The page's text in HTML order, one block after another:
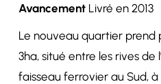
Avancement Livré en 2013
Le nouveau quartier prend
3ha, situé entre les rives de
faisseau ferrovier au Sud,